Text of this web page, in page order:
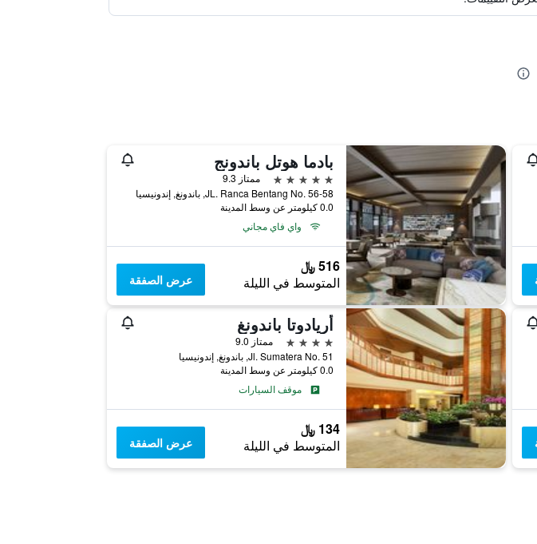
بادما هوتل باندونج
5 نجوم
ممتاز 9.3
JL. Ranca Bentang No. 56-58, باندونغ, إندونيسيا
0.0 كيلومتر عن وسط المدينة
واي فاي مجاني
516 ﷼
المتوسط في الليلة عرض الصفقة
أريادوتا باندونغ
4 نجوم
ممتاز 9.0
Jl. Sumatera No. 51, باندونغ, إندونيسيا
0.0 كيلومتر عن وسط المدينة
موقف السيارات
134 ﷼
المتوسط في الليلة عرض الصفقة